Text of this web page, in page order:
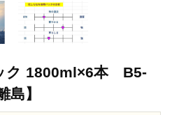
ク 1800ml×6本 B5-
島】